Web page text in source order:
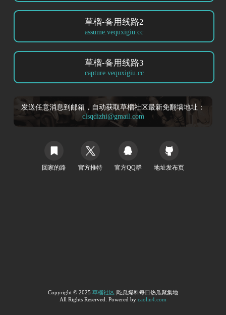
草榴-备用线路2
assume.vequxigiu.cc
草榴-备用线路3
capture.vequxigiu.cc
发送任意消息到邮箱，自动获取草榴社区最新免翻墙地址：
clsqdizhi@gmail.com
回家的路 官方推特 官方QQ群 地址发布页
Copyright © 2025 草榴社区 |吃瓜爆料每日热瓜聚集地
All Rights Reserved. Powered by caoliu4.com